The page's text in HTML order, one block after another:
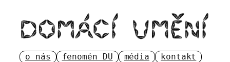
obsah
o nás fenomén DU média kontakt